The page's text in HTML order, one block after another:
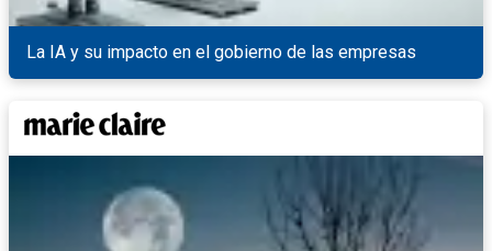
La IA y su impacto en el gobierno de las empresas